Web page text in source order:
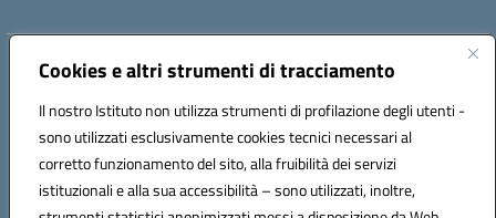
Cookies e altri strumenti di tracciamento
Il nostro Istituto non utilizza strumenti di profilazione degli utenti -
sono utilizzati esclusivamente cookies tecnici necessari al
corretto funzionamento del sito, alla fruibilità dei servizi
istituzionali e alla sua accessibilità – sono utilizzati, inoltre,
Indirizzo:Via Tiziano, 50 - 60125 Ancona
Posta elettronica certificata (PEC):anic81600p@pec.istruzione.it
Codice fiscale: 93084460422
Codice meccanografico: ANIC81600P